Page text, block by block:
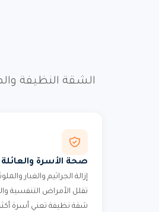
الشقة النظيفة
صحة الأسرة والعائلة
إزالة الجراثيم والغبار
تقلل الأمراض التنفسية
شقة نظيفة تعني أسرة